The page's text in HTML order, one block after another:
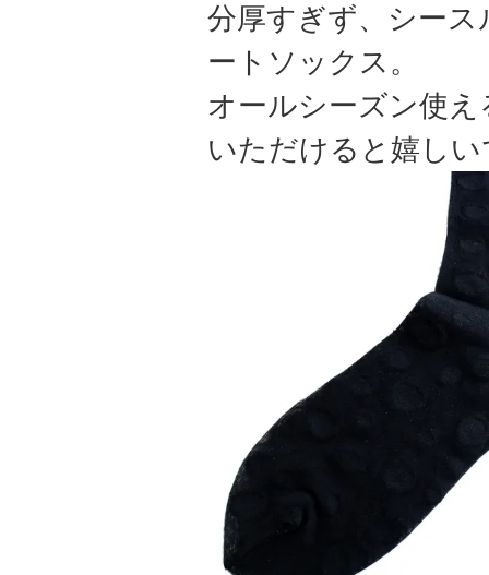
分厚すぎず、シー
ートソックス。
オールシーズン使
いただけると嬉し